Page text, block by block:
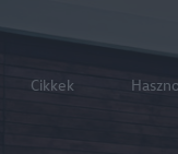
Cikkek